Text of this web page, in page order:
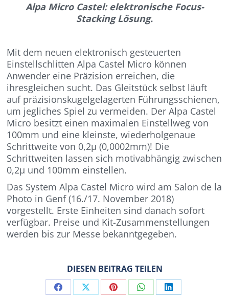
Alpa Micro Castel: elektronische Focus-
Stacking Lösung.
Mit dem neuen elektronisch gesteuerten
Einstellschlitten Alpa Castel Micro können
Anwender eine Präzision erreichen, die
ihresgleichen sucht. Das Gleitstück selbst läuft
auf präzisionskugelgelagerten Führungsschienen,
um jegliches Spiel zu vermeiden. Der Alpa Castel
Micro besitzt einen maximalen Einstellweg von
100mm und eine kleinste, wiederholgenaue
Schrittweite von 0,2µ (0,0002mm)! Die
Schrittweiten lassen sich motivabhängig zwischen
0,2µ und 100mm einstellen.
Das System Alpa Castel Micro wird am Salon de la
Photo in Genf (16./17. November 2018)
vorgestellt. Erste Einheiten sind danach sofort
verfügbar. Preise und Kit-Zusammenstellungen
werden bis zur Messe bekanntgegeben.
DIESEN BEITRAG TEILEN
Share Share Share Share Share